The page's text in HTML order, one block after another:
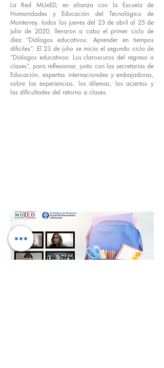
La Red MUxED, en alianza con la Escuela de
Humanidades y Educación del Tecnológico de
Monterrey, todos los jueves del 23 de abril al 25 de
julio de 2020, llevaron a cabo el primer ciclo de
diez “Diálogos educativos: Aprender en tiempos
difíciles”. El 23 de julio se inicia el segundo ciclo de
“Diálogos educativos: Los claroscuros del regreso a
clases”, para reflexionar, junto con las secretarías de
Educación, expertas internacionales y embajadoras,
sobre las experiencias, los dilemas, los aciertos y
las dificultades del retorno a clases.